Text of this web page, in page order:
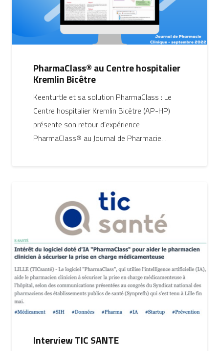
PharmaClass® au Centre hospitalier
Kremlin Bicêtre
Keenturtle et sa solution PharmaClass : Le
Centre hospitalier Kremlin Bicêtre (AP-HP)
présente son retour d’expérience
PharmaClass® au Journal de Pharmacie…
Interview TIC SANTE